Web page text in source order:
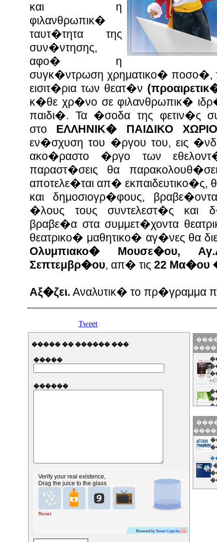
και η
φιλανθρωπικ�
ταυτ�τητα της
συν�ντησης,
αφο� η
συγκ�ντρωση χρηματικο�
εισιτ�ρια των θεατ�ν
κ�θε χρ�νο σε φιλανθρωπικ�
παιδι�. Τα �σοδα της φετιν�ς
στο ΕΛΛΗΝΙΚ� ΠΑΙΔΙΚΟ
εν�σχυση του �ργου του, εις
ακο�ραστο �ργο των
παραστ�σεις θα
αποτελε�ται απ� εκπαιδευτικο�ς,
και δημοσιογρ�φους,
�λους τους συντελεστ�ς και
βραβε�α στα συμμετ�χοντα
θεατρικο� μαθητικο� αγ�νες θα
Ολυμπιακο� Μουσε�ου,
Σεπτεμβρ�ου, απ� τις 22 Μα�ου
Αξ�ζει. Αναλυτικ� το πρ�γραμμα
Tweet
����� �� ������ ���
�����
������
Powered bySweet Captcha
Verify your real existence,
Drag the juice to the glass
Reset
e-